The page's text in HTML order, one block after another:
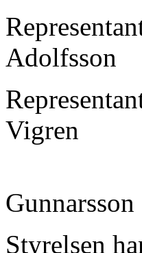
Adolfsson
Vigren
Gunnarsson
Styrelsen